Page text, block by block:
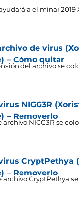
a eliminar 2019
de virus
– Cómo quitar
del archivo se
NIGG3R
– Removerlo
archivo NIGG3R se
CryptPethya
– Removerlo
archivo CryptPethya